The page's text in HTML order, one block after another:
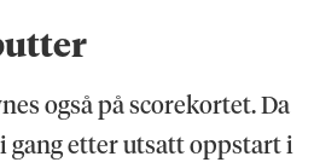
også på scorekortet. Da
etter utsatt oppstart i